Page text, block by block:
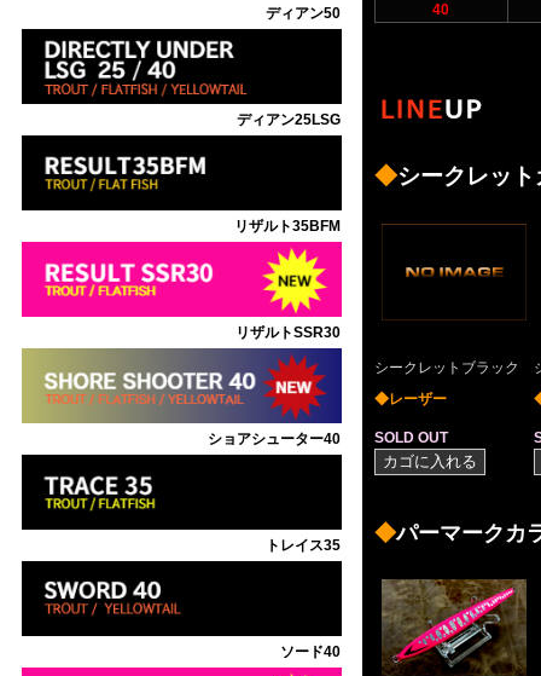
40
◆シークレッ
シークレットブラック
◆レーザー
SOLD OUT
◆パーマークカ
ディアン50
ディアン25LSG
リザルト35BFM
リザルトSSR30
ショアシューター40
トレイス35
ソード40